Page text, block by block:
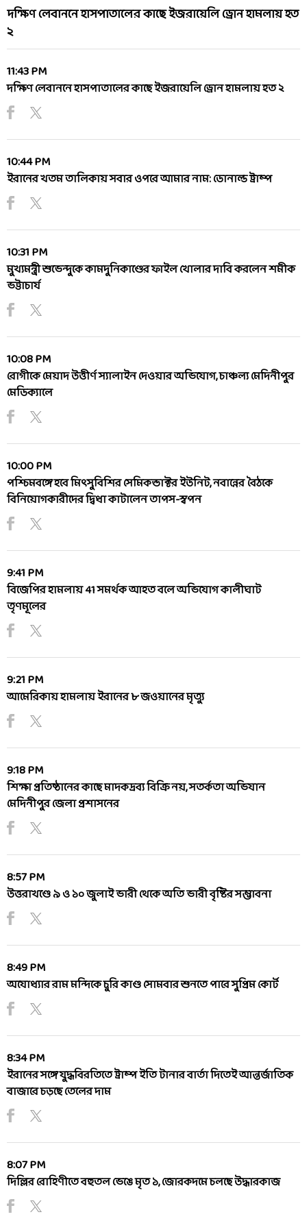
দক্ষিণ লেবাননে হাসপাতালের কাছে ইজরায়েলি ড্রোন হামলায় হত
২
11:43 PM
দক্ষিণ লেবাননে হাসপাতালের কাছে ইজরায়েলি ড্রোন হামলায় হত ২
10:44 PM
ইরানের খতম তালিকায় সবার ওপরে আমার নাম: ডোনাল্ড ট্রাম্প
10:31 PM
মুখ্যমন্ত্রী শুভেন্দুকে কামদুনিকাণ্ডের ফাইল খোলার দাবি করলেন শমীক
ভট্টাচার্য
10:08 PM
রোগীকে মেয়াদ উত্তীর্ণ স্যালাইন দেওয়ার অভিযোগ, চাঞ্চল্য মেদিনীপুর
মেডিক্যালে
10:00 PM
পশ্চিমবঙ্গে হবে মিৎসুবিশির সেমিকন্ডাক্টর ইউনিট, নবান্নের বৈঠকে
বিনিয়োগকারীদের দ্বিধা কাটালেন তাপস-স্বপন
9:41 PM
বিজেপির হামলায় 41 সমর্থক আহত বলে অভিযোগ কালীঘাট
তৃণমূলের
9:21 PM
আমেরিকায় হামলায় ইরানের ৮ জওয়ানের মৃত্যু
9:18 PM
শিক্ষা প্রতিষ্ঠানের কাছে মাদকদ্রব্য বিক্রি নয়, সতর্কতা অভিযান
মেদিনীপুর জেলা প্রশাসনের
8:57 PM
উত্তরাখণ্ডে ৯ ও ১০ জুলাই ভারী থেকে অতি ভারী বৃষ্টির সম্ভাবনা
8:49 PM
অযোধ্যার রাম মন্দিকে চুরি কাণ্ড সোমবার শুনতে পারে সুপ্রিম কোর্ট
8:34 PM
ইরানের সঙ্গে যুদ্ধবিরতিতে ট্রাম্প ইতি টানার বার্তা দিতেই আন্তর্জাতিক
বাজারে চড়ছে তেলের দাম
8:07 PM
দিল্লির রোহিণীতে বহুতল ভেঙে মৃত ১, জোরকদমে চলছে উদ্ধারকাজ